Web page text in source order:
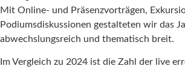
Mit Online- und Präsenzvorträgen,
Podiumsdiskussionen gestalteten wir das
abwechslungsreich und thematisch breit.
Im Vergleich zu 2024 ist die Zahl der live